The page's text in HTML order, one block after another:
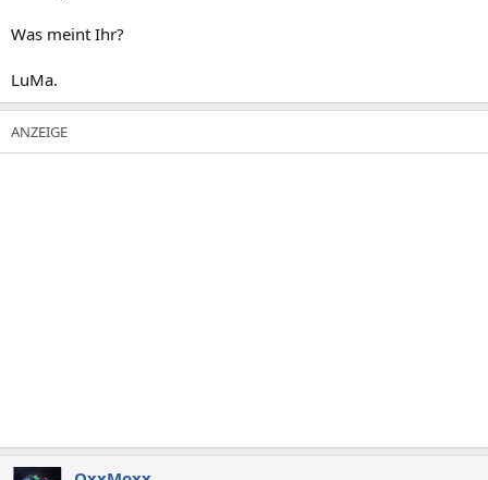
Was meint Ihr?
LuMa.